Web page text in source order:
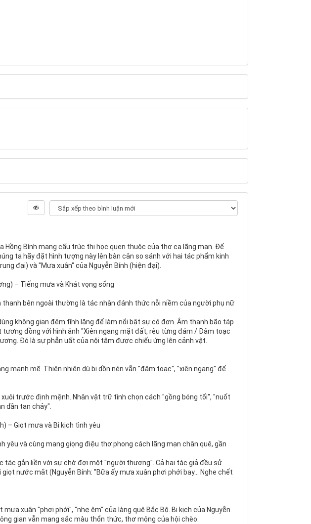
Hồng Bính mang cấu trúc thi học quen thuộc của thơ ca lãng mạn. Để
ta hãy đặt hình tượng này lên bàn cân so sánh với hai tác phẩm kinh
đại) và "Mưa xuân" của Nguyễn Bính (hiện đại).
– Tiếng mưa và Khát vọng sống
bên ngoài thường là tác nhân đánh thức nỗi niềm của người phụ nữ
không gian đêm tĩnh lặng để làm nổi bật sự cô đơn. Âm thanh bão táp
tương đồng với hình ảnh "Xiên ngang mặt đất, rêu từng đám / Đâm toạc
Đó là sự phẫn uất của nội tâm được chiếu ứng lên cảnh vật.
mạnh mẽ. Thiên nhiên dù bị dồn nén vẫn "đâm toạc", "xiên ngang" để
xuôi trước định mệnh. Nhân vật trữ tình chọn cách "gồng bóng tối", "nuốt
dần tan chảy".
– Giọt mưa và Bi kịch tình yêu
yêu và cùng mang giọng điệu thơ phong cách lãng mạn chân quê, gần
tác gắn liền với sự chờ đợi một "người thương". Cả hai tác giả đều sử
nước mắt (Nguyễn Bính: "Bữa ấy mưa xuân phơi phới bay... Nghe chết
mưa xuân "phơi phới", "nhẹ êm" của làng quê Bắc Bộ. Bi kịch của Nguyễn
gian vẫn mang sắc màu thổn thức, thơ mộng của hội chèo.